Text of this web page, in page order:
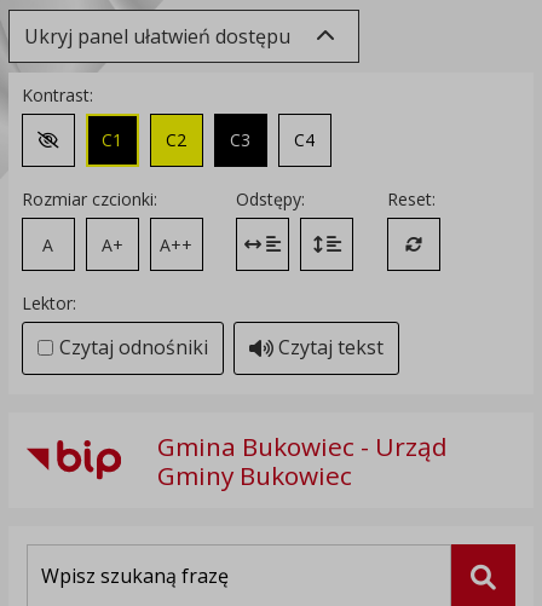
Ukryj panel ułatwień dostępu
Kontrast:
Zmień kontrast na domyślny
C1 C2 C3 C4
Rozmiar czcionki:
A
A+ A++
Odstępy:
Zmień odstęp między literami
Zmień interlinię i margines
Reset:
Przywróć
Lektor:
Czytaj odnośniki Czytaj tekst
Gmina Bukowiec - Urząd
Gminy Bukowiec